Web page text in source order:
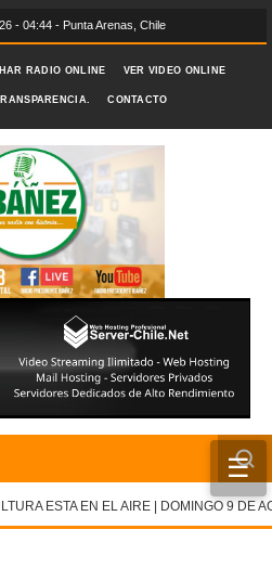
- 04:44 - Punta Arenas, Chile
RADIO ONLINE VER VIDEO ONLINE
CONTACTO
☰
ESTA EN EL AIRE | DOMINGO 9 DE